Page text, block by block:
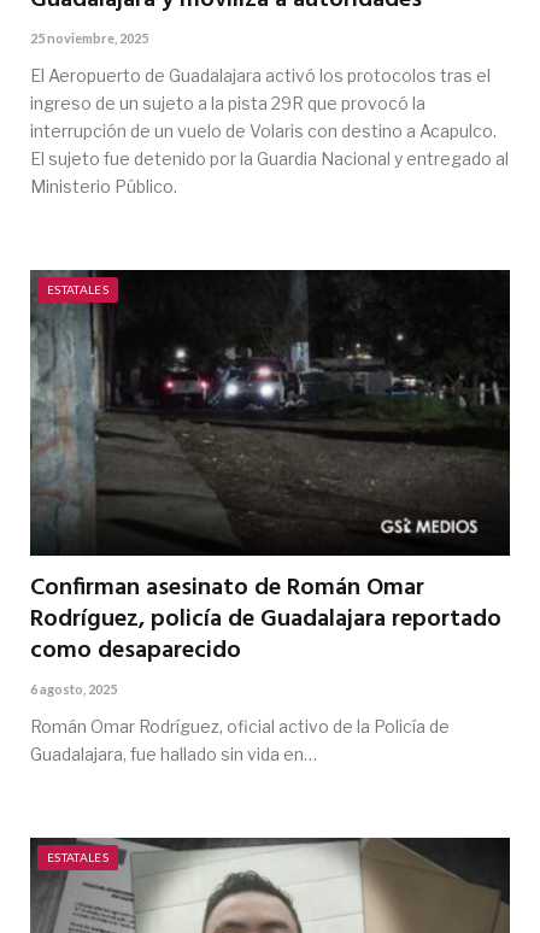
25 noviembre, 2025
El Aeropuerto de Guadalajara activó los protocolos tras el
ingreso de un sujeto a la pista 29R que provocó la
interrupción de un vuelo de Volaris con destino a Acapulco.
El sujeto fue detenido por la Guardia Nacional y entregado al
Ministerio Público.
ESTATALES
Confirman asesinato de Román Omar
Rodríguez, policía de Guadalajara reportado
como desaparecido
6 agosto, 2025
Román Omar Rodríguez, oficial activo de la Policía de
Guadalajara, fue hallado sin vida en…
ESTATALES